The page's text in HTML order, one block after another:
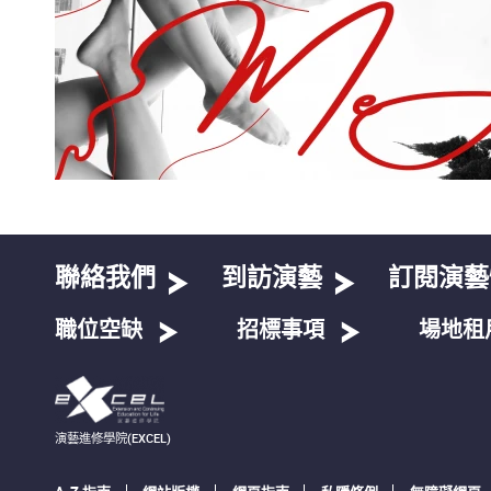
聯絡我們 到訪演藝 訂閱演
職位空缺 招標事項 場地租
演藝進修學院(EXCEL)